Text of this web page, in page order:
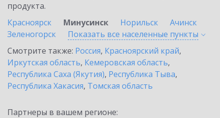
продукта.
Красноярск
Минусинск Норильск
Ачинск
Зеленогорск
Показать все населенные пункты
Смотрите также: Россия, Красноярский край,
Иркутская область, Кемеровская область,
Республика Саха (Якутия), Республика Тыва,
Республика Хакасия, Томская область
Партнеры в вашем регионе: